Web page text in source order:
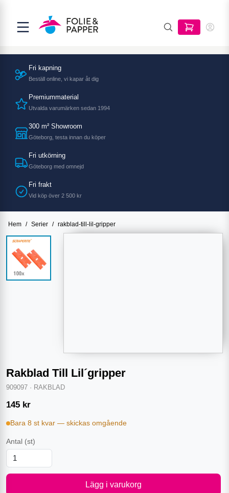
Fri kapning
Beställ online, vi kapar åt dig
Premiummaterial
Utvalda varumärken sedan 1994
300 m² Showroom
Göteborg, testa innan du köper
Fri utkörning
Göteborg med omnejd
Fri frakt
Vid köp över 2 500 kr
Hem / Serier / rakblad-till-lil-gripper
Rakblad Till Lil´gripper
909097 · RAKBLAD
145 kr
Bara 8 st kvar — skickas omgående
Antal (st)
Lägg i varukorg